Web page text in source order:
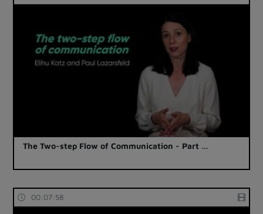
The Two-step Flow of Communication - Part …
00:07:58